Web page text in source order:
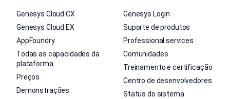
Genesys Cloud CX
Genesys Cloud EX
AppFoundry
Todas as capacidades da
plataforma
Preços
Demonstrações
Genesys Login
Suporte de produtos
Professional services
Comunidades
Treinamento e certificação
Centro de desenvolvedores
Status do sistema